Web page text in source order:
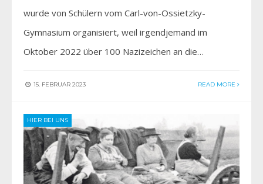
wurde von Schülern vom Carl-von-Ossietzky-
Gymnasium organisiert, weil irgendjemand im
Oktober 2022 über 100 Nazizeichen an die…
15. FEBRUAR 2023 READ MORE
HIER BEI UNS